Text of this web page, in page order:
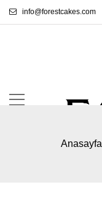
info@forestcakes.com
Anasayfa